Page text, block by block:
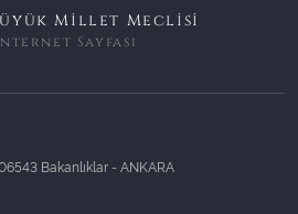
Millet Meclisi
Sayfası
Bakanlıklar - ANKARA